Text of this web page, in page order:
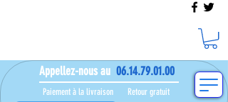
Appellez-nous au 06.14.79.01.00
Paiement à la livraison​ ​ Retour gratuit